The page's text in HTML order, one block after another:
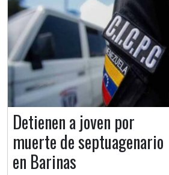
Detienen a joven por
muerte de septuagenario
en Barinas